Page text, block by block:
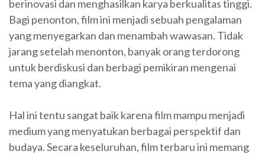
berinovasi dan menghasilkan karya berkualitas tinggi.
Bagi penonton, film ini menjadi sebuah pengalaman
yang menyegarkan dan menambah wawasan. Tidak
jarang setelah menonton, banyak orang terdorong
untuk berdiskusi dan berbagi pemikiran mengenai
tema yang diangkat.
Hal ini tentu sangat baik karena film mampu menjadi
medium yang menyatukan berbagai perspektif dan
budaya. Secara keseluruhan, film terbaru ini memang